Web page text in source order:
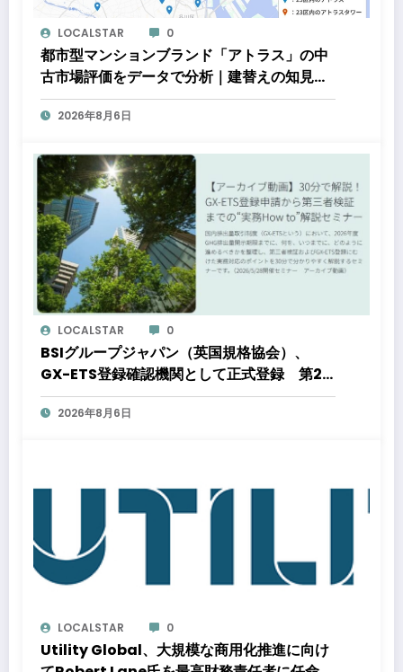
LOCALSTAR 0
都市型マンションブランド「アトラス」の中
古市場評価をデータで分析｜建替えの知見、
都心好立地、開発思想が支えるブランド価値
2026年8月6日
LOCALSTAR 0
BSIグループジャパン（英国規格協会）、
GX-ETS登録確認機関として正式登録 第2
フェーズ開始で制度対応が義務化、企業の対
応はどう変わるのか？ 法的拘束力をもつ
2026年8月6日
LOCALSTAR 0
Utility Global、大規模な商用化推進に向け